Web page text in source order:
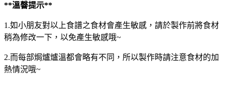
**溫韾提示**
1.如小朋友對以上食譜之食材會產生敏感，請於製作前將食材
稍為修改一下，以免產生敏感哦~
2.而每部焗爐爐溫都會略有不同，所以製作時請注意食材的加
熱情況哦~